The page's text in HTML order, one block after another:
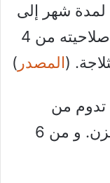
شهر إلى
شهرين، لكن يمكن تمديد فترة صلاحيته من 4
المصدر )
تدوم من
شهرين إلى ثلاثة أشهر في المخزن. و من 6